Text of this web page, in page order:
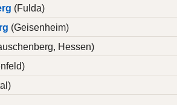
(Fulda)
(Geisenheim)
Hessen)